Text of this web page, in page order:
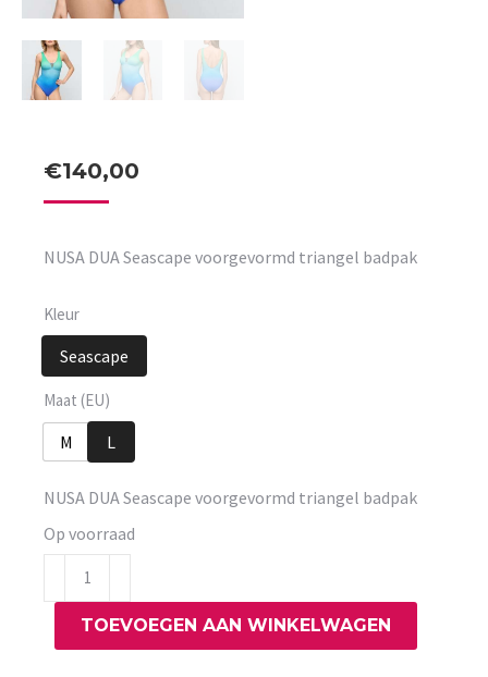
€140,00
NUSA DUA Seascape voorgevormd triangel badpak
Kleur
Seascape
Maat (EU)
M L
NUSA DUA Seascape voorgevormd triangel badpak
Op voorraad
DUA
SeascapeTOEVOEGEN AAN WINKELWAGEN